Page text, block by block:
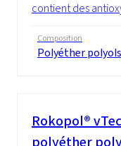
contient des
Composition
Polyéther
Rokopol®
polyéther